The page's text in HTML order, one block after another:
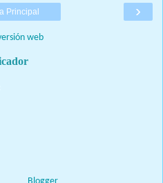
›
Principal
web